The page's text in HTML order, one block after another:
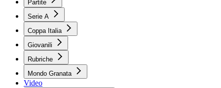
Partite
Serie A
Coppa Italia
Giovanili
Rubriche
Mondo Granata
Video